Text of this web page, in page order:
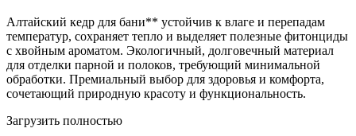
Алтайский кедр для бани** устойчив к влаге и перепадам
температур, сохраняет тепло и выделяет полезные фитонциды
с хвойным ароматом. Экологичный, долговечный материал
для отделки парной и полоков, требующий минимальной
обработки. Премиальный выбор для здоровья и комфорта,
сочетающий природную красоту и функциональность.
Загрузить полностью